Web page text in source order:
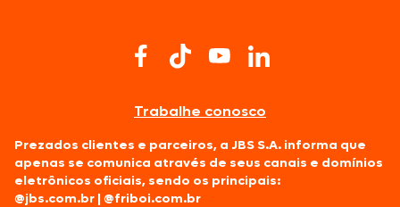
Trabalhe conosco
Prezados clientes e parceiros, a JBS S.A. informa que
apenas se comunica através de seus canais e domínios
eletrônicos oficiais, sendo os principais:
@jbs.com.br |@friboi.com.br